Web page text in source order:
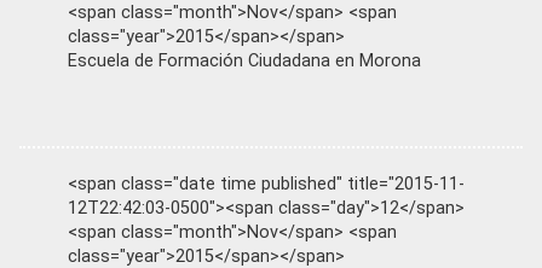
<span class="month">Nov</span> <span
class="year">2015</span></span>
Escuela de Formación Ciudadana en Morona
<span class="date time published" title="2015-11-
12T22:42:03-0500"><span class="day">12</span>
<span class="month">Nov</span> <span
class="year">2015</span></span>